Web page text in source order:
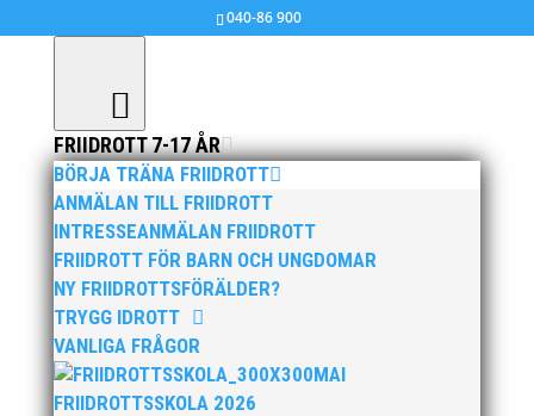
040-86 900
FRIIDROTT 7-17 ÅR
BÖRJA TRÄNA FRIIDROTT
ANMÄLAN TILL FRIIDROTT
INTRESSEANMÄLAN FRIIDROTT
FRIIDROTT FÖR BARN OCH UNGDOMAR
NY FRIIDROTTSFÖRÄLDER?
TRYGG IDROTT
VANLIGA FRÅGOR
MAI
FRIIDROTTSSKOLA 2026
Bilder från Terräng DM 2014 i
Helsingborg
okt 16, 2014|Okategoriserade
>>Fler bilder, klicka här!
>>Resultat, klicka här!